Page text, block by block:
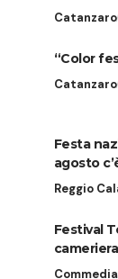
Catanzaro
“Color
Catanzaro
Festa
agosto
Reggio
Festival
Commedia